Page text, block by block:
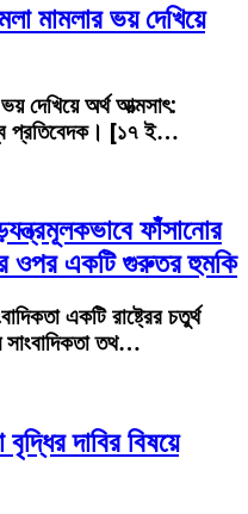
মামলার ভয় দেখিয়ে
দেখিয়ে অর্থ আত্মসাৎ:
প্রতিবেদক। [১৭ ই…
ফাঁসানোর
ওপর একটি গুরুতর হুমকি
একটি রাষ্ট্রের চতুর্থ
সাংবাদিকতা তথ…
দাবির বিষয়ে